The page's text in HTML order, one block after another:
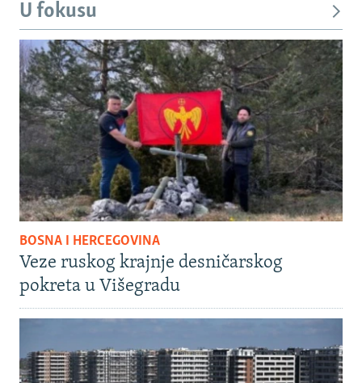
U fokusu
BOSNA I HERCEGOVINA
Veze ruskog krajnje desničarskog
pokreta u Višegradu